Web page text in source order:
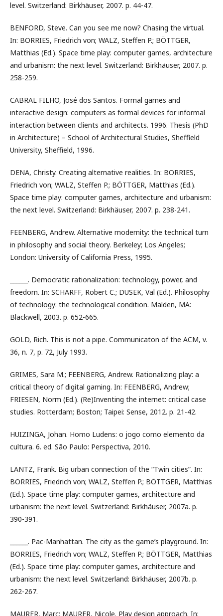
level. Switzerland: Birkhäuser, 2007. p. 44-47.
BENFORD, Steve. Can you see me now? Chasing the virtual.
In: BORRIES, Friedrich von; WALZ, Steffen P.; BÖTTGER,
Matthias (Ed.). Space time play: computer games, architecture
and urbanism: the next level. Switzerland: Birkhäuser, 2007. p.
258-259.
CABRAL FILHO, José dos Santos. Formal games and
interactive design: computers as formal devices for informal
interaction between clients and architects. 1996. Thesis (PhD
in Architecture) – School of Architectural Studies, Sheffield
University, Sheffield, 1996.
DENA, Christy. Creating alternative realities. In: BORRIES,
Friedrich von; WALZ, Steffen P.; BÖTTGER, Matthias (Ed.).
Space time play: computer games, architecture and urbanism:
the next level. Switzerland: Birkhäuser, 2007. p. 238-241.
FEENBERG, Andrew. Alternative modernity: the technical turn
in philosophy and social theory. Berkeley; Los Angeles;
London: University of California Press, 1995.
______. Democratic rationalization: technology, power, and
freedom. In: SCHARFF, Robert C.; DUSEK, Val (Ed.). Philosophy
of technology: the technological condition. Malden, MA:
Blackwell, 2003. p. 652-665.
GOLD, Rich. This is not a pipe. Communicaton of the ACM, v.
36, n. 7, p. 72, July 1993.
GRIMES, Sara M.; FEENBERG, Andrew. Rationalizing play: a
critical theory of digital gaming. In: FEENBERG, Andrew;
FRIESEN, Norm (Ed.). (Re)Inventing the internet: critical case
studies. Rotterdam; Boston; Taipei: Sense, 2012. p. 21-42.
HUIZINGA, Johan. Homo Ludens: o jogo como elemento da
cultura. 6. ed. São Paulo: Perspectiva, 2010.
LANTZ, Frank. Big urban connection of the “Twin cities”. In:
BORRIES, Friedrich von; WALZ, Steffen P.; BÖTTGER, Matthias
(Ed.). Space time play: computer games, architecture and
urbanism: the next level. Switzerland: Birkhäuser, 2007a. p.
390-391.
______. Pac-Manhattan. The city as the game’s playground. In:
BORRIES, Friedrich von; WALZ, Steffen P.; BÖTTGER, Matthias
(Ed.). Space time play: computer games, architecture and
urbanism: the next level. Switzerland: Birkhäuser, 2007b. p.
262-267.
MAURER, Marc; MAURER, Nicole. Play design approach. In: